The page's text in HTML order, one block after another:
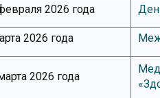
2026 года
2026 года
2026 года